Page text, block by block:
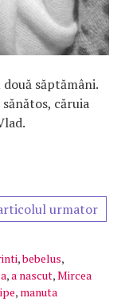
săptămâni.
căruia
urmator
,bebelus,
,a nascut,Mircea
, manuta